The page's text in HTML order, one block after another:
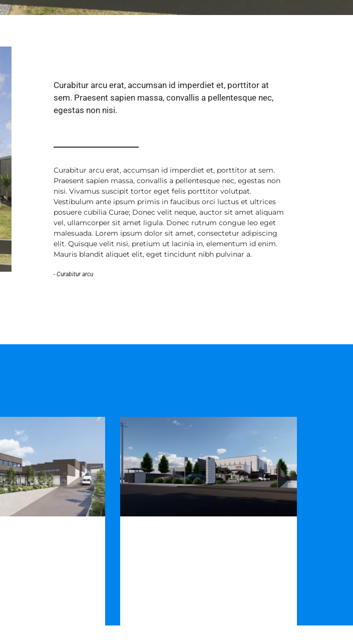
Curabitur arcu erat, accumsan id imperdiet et, porttitor at
sem. Praesent sapien massa, convallis a pellentesque nec,
egestas non nisi.
Curabitur arcu erat, accumsan id imperdiet et, porttitor at sem.
Praesent sapien massa, convallis a pellentesque nec, egestas non
nisi. Vivamus suscipit tortor eget felis porttitor volutpat.
Vestibulum ante ipsum primis in faucibus orci luctus et ultrices
posuere cubilia Curae; Donec velit neque, auctor sit amet aliquam
vel, ullamcorper sit amet ligula. Donec rutrum congue leo eget
malesuada. Lorem ipsum dolor sit amet, consectetur adipiscing
elit. Quisque velit nisi, pretium ut lacinia in, elementum id enim.
Mauris blandit aliquet elit, eget tincidunt nibh pulvinar a.
- Curabitur arcu